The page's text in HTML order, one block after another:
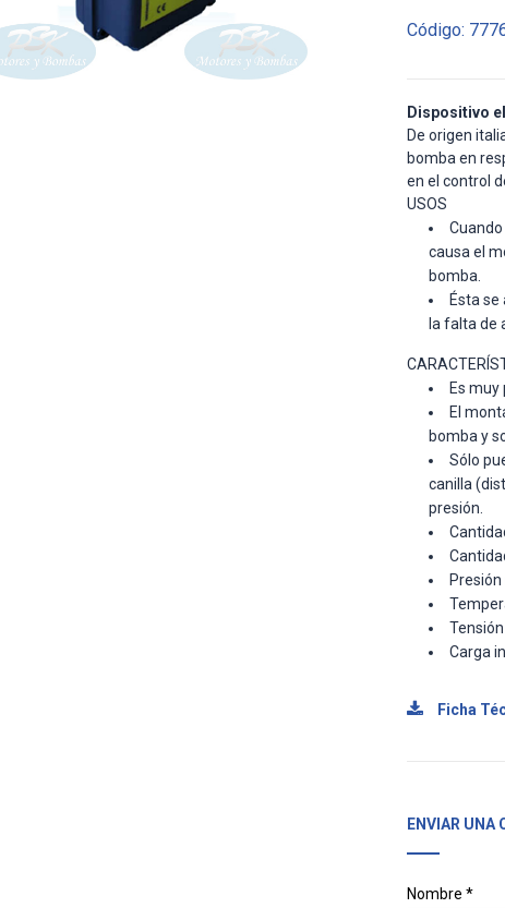
Código:
Dispositivo
De origen
bomba en
en el control
USOS
causa el
bomba.
Ésta
la falta de
Es muy
El
bomba y
Sólo
canilla
presión.
Carga
Ficha
ENVIAR UNA
Nombre *